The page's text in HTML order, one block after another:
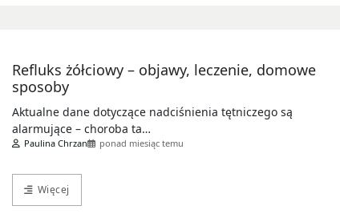
Refluks żółciowy – objawy, leczenie, domowe
sposoby
Aktualne dane dotyczące nadciśnienia tętniczego są
alarmujące – choroba ta…
Paulina Chrzan ponad miesiąc temu
Więcej